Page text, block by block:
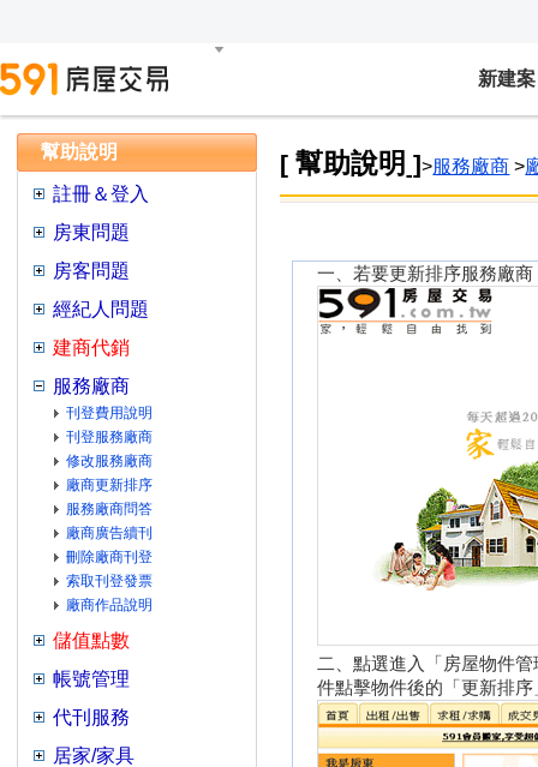
新建案
幫助說明
註冊＆登入
房東問題
房客問題
經紀人問題
建商代銷
服務廠商
刊登費用說明
刊登服務廠商
修改服務廠商
廠商更新排序
服務廠商問答
廠商廣告續刊
刪除廠商刊登
索取刊登發票
廠商作品說明
儲值點數
帳號管理
代刊服務
居家/家具
[ 幫助說明 ]>服務廠商 >
一、若要更新排序服務廠
二、點選進入「房屋物件
件點擊物件後的「更新排序